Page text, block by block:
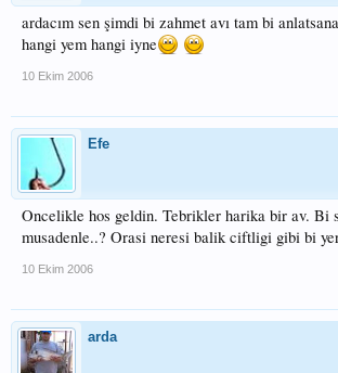
ardacım sen şimdi bi zahmet avı tam bi
hangi yem hangi iyne
10 Ekim 2006
Efe
Oncelikle hos geldin. Tebrikler harika bir av. Bi
musadenle..? Orasi neresi balik ciftligi gibi bi
10 Ekim 2006
arda